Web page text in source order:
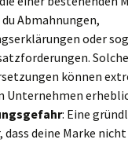
Abmahnungen,
oder
können
Unternehmen
: Eine
deine Marke